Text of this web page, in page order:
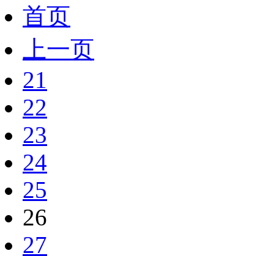
首页
上一页
21
22
23
24
25
26
27